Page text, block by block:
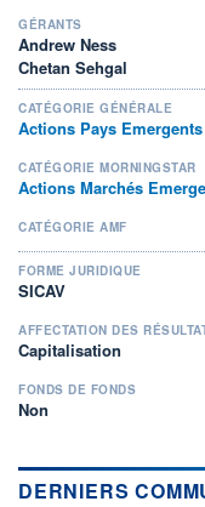
GÉRANTS
Andrew Ness
Chetan Sehgal
CATÉGORIE GÉNÉRALE
Actions Pays Emergents
CATÉGORIE MORNINGSTAR
Actions Marchés
CATÉGORIE AMF
FORME JURIDIQUE
SICAV
AFFECTATION DES
Capitalisation
FONDS DE FONDS
Non
DERNIERS